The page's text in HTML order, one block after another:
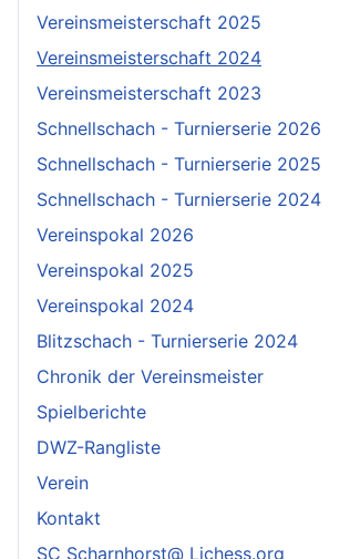
Vereinsmeisterschaft 2025
Vereinsmeisterschaft 2024
Vereinsmeisterschaft 2023
Schnellschach - Turnierserie 2026
Schnellschach - Turnierserie 2025
Schnellschach - Turnierserie 2024
Vereinspokal 2026
Vereinspokal 2025
Vereinspokal 2024
Blitzschach - Turnierserie 2024
Chronik der Vereinsmeister
Spielberichte
DWZ-Rangliste
Verein
Kontakt
SC Scharnhorst@ Lichess.org